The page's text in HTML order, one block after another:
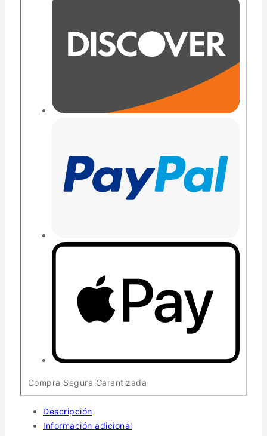
Compra Segura Garantizada
Descripción
Información adicional